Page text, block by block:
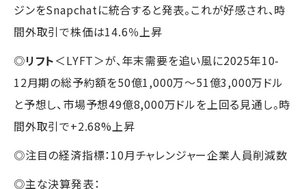
ジンをSnapchatに統合すると発表。これが好感され、時
間外取引で株価は14.6％上昇
◎リフト＜LYFT＞が、年末需要を追い風に2025年10-
12月期の総予約額を50億1,000万～51億3,000万ドル
と予想し、市場予想49億8,000万ドルを上回る見通し。時
間外取引で+2.68%上昇
◎注目の経済指標：10月チャレンジャー企業人員削減数
◎主な決算発表：